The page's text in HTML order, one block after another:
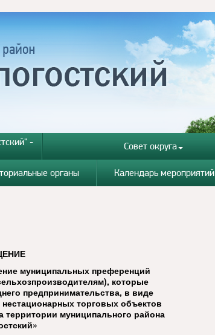
- Совет округа
органы Календарь мероприятий
муниципальных преференций
которые
предпринимательства, в виде
торговых объектов
территории муниципального района